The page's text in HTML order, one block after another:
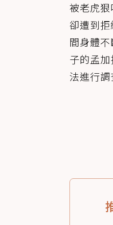
被老虎
卻遭到
間身體
子的孟
法進行調